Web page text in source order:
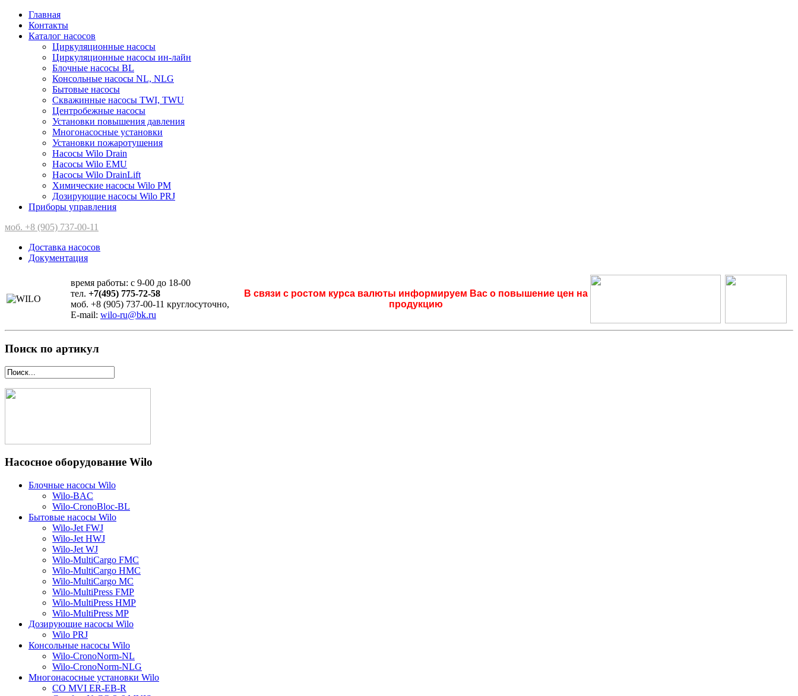
Главная
Контакты
Каталог насосов
Циркуляционные насосы
Циркуляционные насосы ин-лайн
Блочные насосы BL
Консольные насосы NL, NLG
Бытовые насосы
Скважинные насосы TWI, TWU
Центробежные насосы
Установки повышения давления
Многонасосные установки
Установки пожаротушения
Насосы Wilo Drain
Насосы Wilo EMU
Насосы Wilo DrainLift
Химические насосы Wilo PM
Дозирующие насосы Wilo PRJ
Приборы управления
моб. +8 (905) 737-00-11
Доставка насосов
Документация
время работы: с 9-00 до 18-00
тел. +7(495) 775-72-58
моб. +8 (905) 737-00-11 круглосуточно,
E-mail: wilo-ru@bk.ru
В связи с ростом курса валюты информируем Вас о повышение цен на
продукцию
Поиск по артикул
Насосное оборудование Wilo
Блочные насосы Wilo
Wilo-BAC
Wilo-CronoBloc-BL
Бытовые насосы Wilo
Wilo-Jet FWJ
Wilo-Jet HWJ
Wilo-Jet WJ
Wilo-MultiCargo FMC
Wilo-MultiCargo HMC
Wilo-MultiCargo MC
Wilo-MultiPress FMP
Wilo-MultiPress HMP
Wilo-MultiPress MP
Дозирующие насосы Wilo
Wilo PRJ
Консольные насосы Wilo
Wilo-CronoNorm-NL
Wilo-CronoNorm-NLG
Многонасосные установки Wilo
CO MVI ER-EB-R